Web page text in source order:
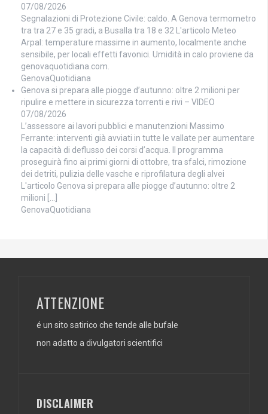
07/08/2026
Segnalazioni di Protezione Civile: caldo. A Genova termometro
tra tra 27 e 35 gradi, a Busalla tra 18 e 32 L'articolo Meteo
Arpal: temperature massime in aumento, localmente anche
sensibile, per locali effetti favonici. Umidità in calo proviene da
genovaquotidiana.com.
GenovaQuotidiana
Genova si prepara alle piogge d’autunno: oltre 2 milioni per
ripulire e mettere in sicurezza torrenti e rivi – VIDEO
07/08/2026
L’assessore ai lavori pubblici e manutenzioni Massimo
Ferrante: interventi già avviati in tutte le vallate per aumentare
la capacità di deflusso dei corsi d’acqua. Il programma
proseguirà fino ai primi giorni di ottobre, tra sfalci, rimozione
dei detriti, pulizia delle vasche e riprofilatura degli alvei
L'articolo Genova si prepara alle piogge d’autunno: oltre 2
milioni […]
GenovaQuotidiana
ATTENZIONE
é un sito satirico che tende alle bufale
non adatto a divulgatori scientifici
DISCLAIMER